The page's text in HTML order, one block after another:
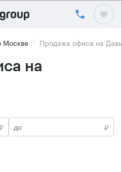
Москве Продажа офиса на
на
₽